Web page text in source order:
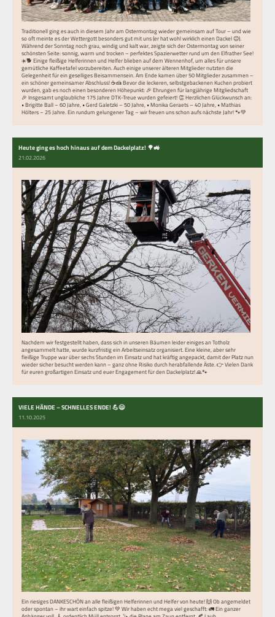
Traditionell ging es auch in diesem Jahr am Ostermontag wieder gemeinsam auf Tour – und wie
so oft meinte es der Wettergott besonders gut mit uns (er hat wohl wirklich einen Dackel 😉).
Während der Sonntag noch grau, windig und kalt war, zeigte sich der Ostermontag von seiner
schönsten Seite: sonnig, warm und trocken – perfektes Spazierwetter rund um den Elfrather See!
☀️🐕 Einige fleißige Helferinnen und Helfer blieben auf dem Wennenhof, um alles für unsere
gemütliche Kaffeetafel vorzubereiten. Auch einige unserer älteren Mitglieder nutzten die
Gelegenheit für ein geselliges Beisammensein. Am Ende kamen über 50 Mitglieder zusammen –
ein schöner gemeinsamer Abschluss! ☕🍰 Bevor die leckeren, selbstgebackenen Kuchen probiert
wurden, gab es noch einen besonderen Höhepunkt: 🎉 Ehrungen für langjährige Mitgliedschaft
🎉 Insgesamt unglaubliche 175 Jahre DTK-Treue wurden gefeiert! 👏 Herzlichen Glückwunsch an:
• Brigitte Ball – 60 Jahre, • Gerd Galetzki – 50 Jahre, • Monika Geraets – 40 Jahre, • Mathias
Hölters – 25 Jahre. Ein rundum gelungener Tag – wir freuen uns schon aufs nächste Jahr! 🐾💚
Heute ging es hoch hinaus auf dem Dackelplatz! 🌳🚜
21.02.2026
Nachdem wir festgestellt haben, dass sich in unseren Bäumen leider einiges an Totholz
angesammelt hatte, wurde kurzfristig ein Arbeitseinsatz organisiert. Eine kleine, aber sehr
fleißige Truppe war über sechs Stunden im Einsatz und hat kräftig angepackt, damit der Platz nun
wieder sicher besucht werden kann – ganz ohne Risiko durch herabfallende Äste. 👉 Vielen Dank
für euren großartigen Einsatz und euer Engagement für den Dackelplatz! 🙏🐾
VIELE HÄNDE – SCHNELLES ENDE! 💪😄
11.10.2025
Ein riesiges DANKESCHÖN an alle fleißigen Helferinnen und Helfer von heute! 🙌 Ob angemeldet
oder spontan – ihr wart einfach spitze! 💚 Wir haben echt mega viel geschafft: 🚛 Ein ganzer